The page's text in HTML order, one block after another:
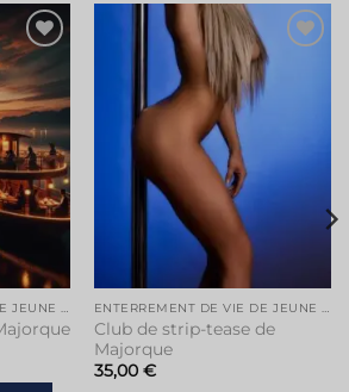
ENTERREMENT DE VIE DE JEUNE FILLE À MAJORQUE ENTERREMENT DE VIE DE JEUNE FILLE À MAJORQUE
Club de strip-tease de
Majorque
35,00 €